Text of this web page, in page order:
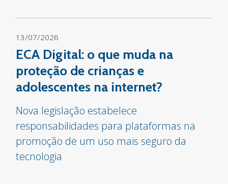
13/07/2026
ECA Digital: o que muda na
proteção de crianças e
adolescentes na internet?
Nova legislação estabelece
responsabilidades para plataformas na
promoção de um uso mais seguro da
tecnologia